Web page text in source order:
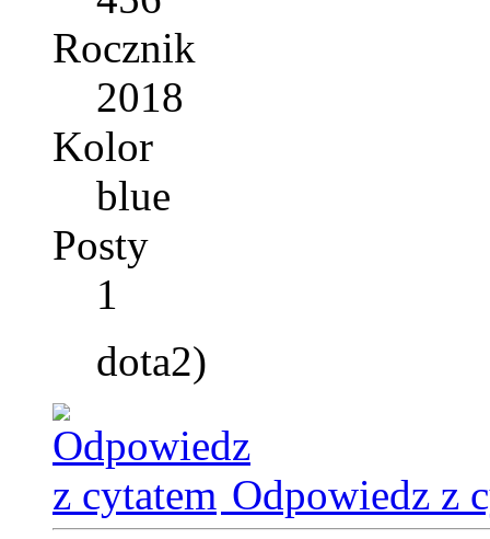
Rocznik
2018
Kolor
blue
Posty
1
dota2)
Odpowiedz z